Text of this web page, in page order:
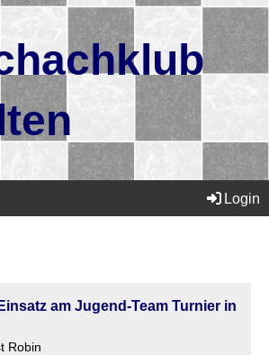
Login
am Jugend-Team Turnier in
Robin